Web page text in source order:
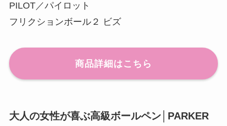
PILOT／パイロット
フリクションボール２ ビズ
商品詳細はこちら
大人の女性が喜ぶ高級ボールペン│PARKER